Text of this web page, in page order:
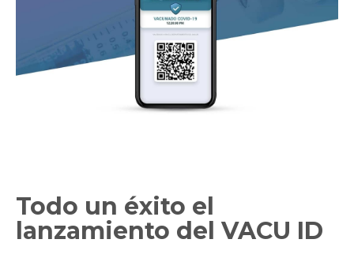
Todo un éxito el
lanzamiento del VACU ID